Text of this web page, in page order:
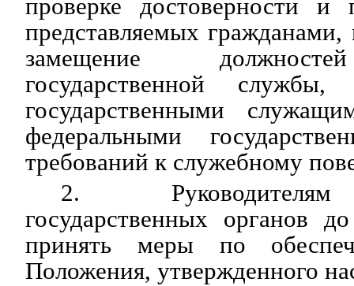
проверке достоверности и
представляемых
замещение
государственной
государственными
федеральными
требований к служебному
2.
государственных органов
принять меры по
Положения, утвержденного